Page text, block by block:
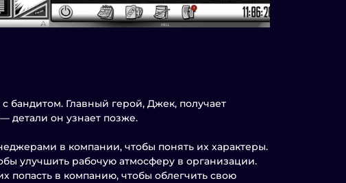
бандитом. Главный герой, Джек, получает
детали он узнает позже.
в компании, чтобы понять их характеры.
улучшить рабочую атмосферу в организации.
попасть в компанию, чтобы облегчить свою